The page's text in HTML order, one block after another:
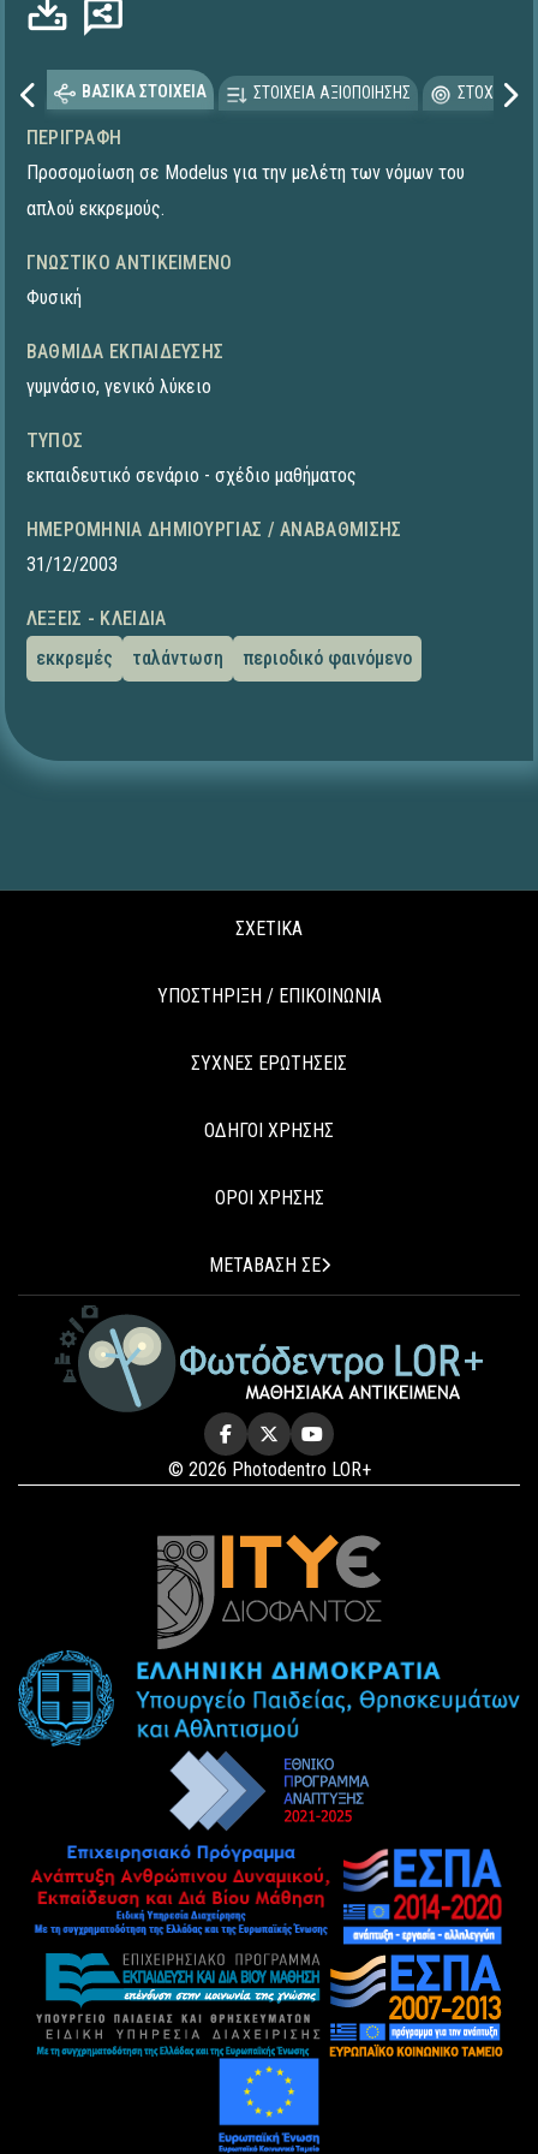
ΒΑΣΙΚΑ ΣΤΟΙΧΕΙΑ ΣΤΟΙΧΕΙΑ ΑΞΙΟΠΟΙΗΣΗΣ
ΠΕΡΙΓΡΑΦΉ
Προσομοίωση σε Modelus για την μελέτη των νόμων του
απλού εκκρεμούς.
ΓΝΩΣΤΙΚΌ ΑΝΤΙΚΕΊΜΕΝΟ
Φυσική
ΒΑΘΜΊΔΑ ΕΚΠΑΊΔΕΥΣΗΣ
γυμνάσιο, γενικό λύκειο
ΤΎΠΟΣ
εκπαιδευτικό σενάριο - σχέδιο μαθήματος
ΗΜΕΡΟΜΗΝΊΑ ΔΗΜΙΟΥΡΓΊΑΣ / ΑΝΑΒΆΘΜΙΣΗΣ
31/12/2003
ΛΈΞΕΙΣ - ΚΛΕΙΔΙΆ
εκκρεμές
ταλάντωση περιοδικό φαινόμενο
ΣΧΕΤΙΚΑ
ΥΠΟΣΤΗΡΙΞΗ / ΕΠΙΚΟΙΝΩΝΙΑ
ΣΥΧΝΕΣ ΕΡΩΤΗΣΕΙΣ
ΟΔΗΓΟΙ ΧΡΗΣΗΣ
ΟΡΟΙ ΧΡΗΣΗΣ
ΜΕΤΑΒΑΣΗ ΣΕ
© 2026 Photodentro LOR+